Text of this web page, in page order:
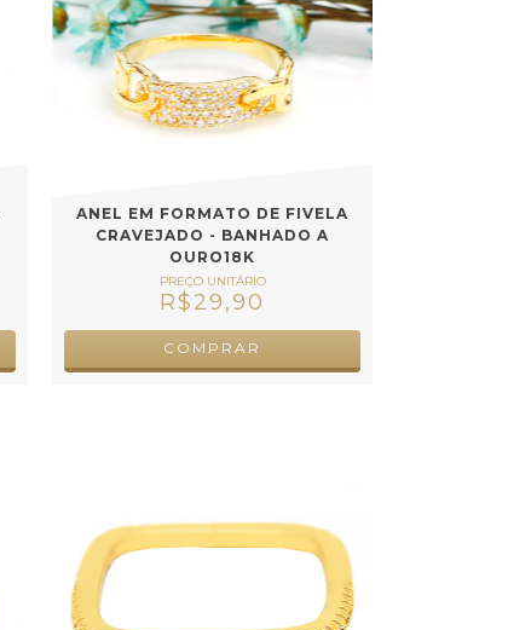
ANEL EM FORMATO DE FIVELA
CRAVEJADO - BANHADO A
OURO18K
R$29,90
COMPRAR